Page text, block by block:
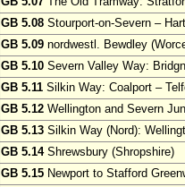
GB 5.08 Stourport-on-Severn –
GB 5.09 nordwestl. Bewdley
GB 5.10 Severn Valley Way:
GB 5.11 Silkin Way: Coalport –
GB 5.12 Wellington and Severn
GB 5.13 Silkin Way (Nord):
GB 5.14Shrewsbury (Shropshire)
GB 5.15 Newport to Stafford